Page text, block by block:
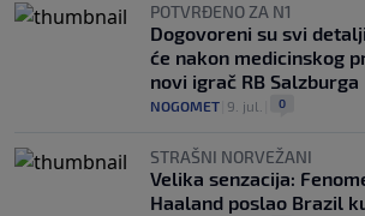
POTVRĐENO ZA N1
Dogovoreni su svi
će nakon medicinskog
novi igrač RB Salzburga
NOGOMET 9. jul. 0
STRAŠNI NORVEŽANI
Velika senzacija:
Haaland poslao Brazil